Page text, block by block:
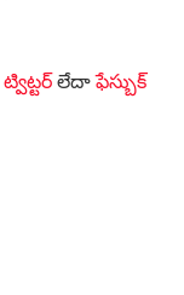
ట్విట్టర్లేదాఫేస్బుక్